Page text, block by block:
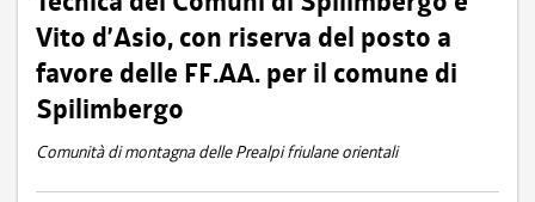
Vito d’Asio, con riserva del posto a
favore delle FF.AA. per il comune di
Spilimbergo
Comunità di montagna delle Prealpi friulane orientali